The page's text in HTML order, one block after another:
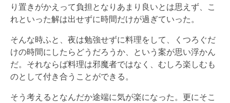
り置きがかえって負担となりあまり良いとは思えず、こ
れといった解は出せずに時間だけが過ぎていった。
そんな時ふと、夜は勉強せずに料理をして、くつろぐだ
けの時間にしたらどうだろうか、という案が思い浮かん
だ。それならば料理は邪魔者ではなく、むしろ楽しむも
のとして付き合うことができる。
そう考えるとなんだか途端に気が楽になった。更にそこ